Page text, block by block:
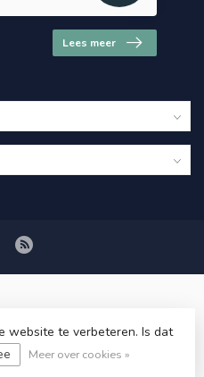
Lees meer
website te verbeteren. Is dat
Meer over cookies »